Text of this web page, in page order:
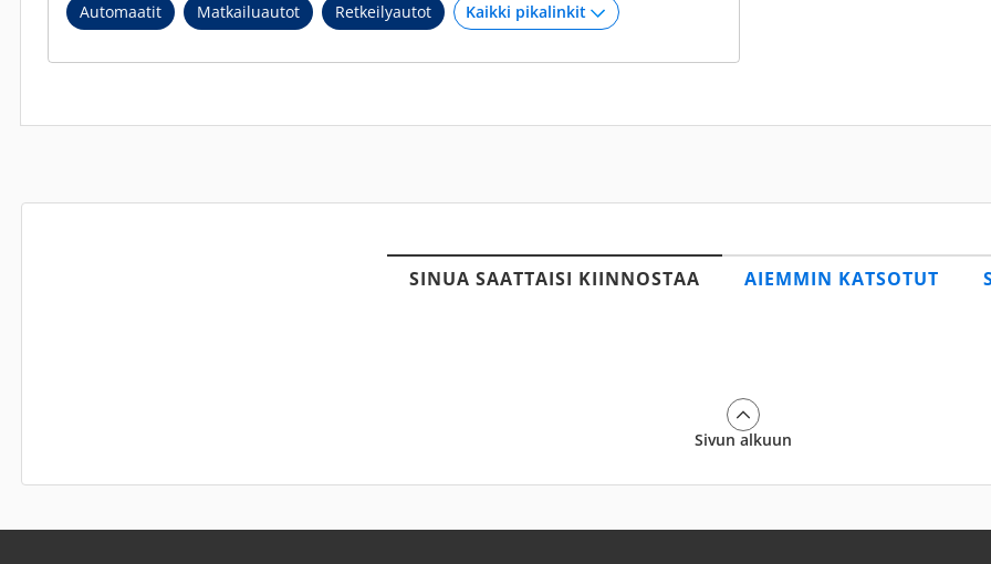
Automaatit Matkailuautot Retkeilyautot
SINUA SAATTAISI KIINNOSTAA AIEMMIN KATSOTUT
Sivun alkuun